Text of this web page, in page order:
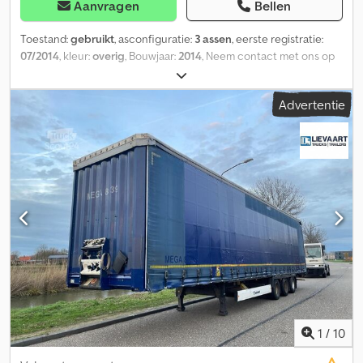
Aanvragen Bellen
Toestand:gebruikt, asconfiguratie: 3 assen, eerste registratie:
07/2014, kleur:overig, Bouwjaar:2014, Neem contact met ons op
voor meer informatie. Dsdpfsztcxysx Afgskr
Advertentie
1 / 10